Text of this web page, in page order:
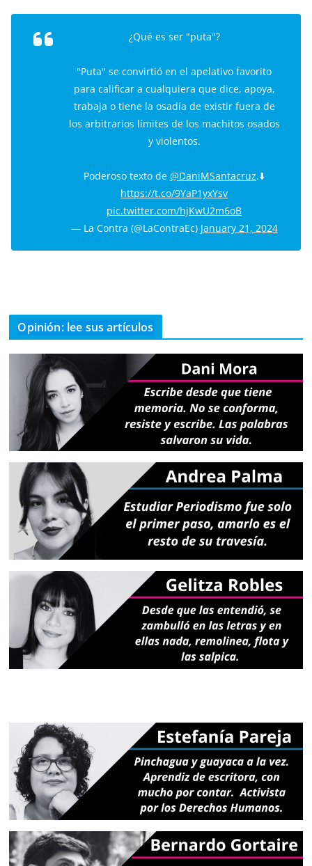
¿Qué es ser "puta"?
"Puta" se convirtió en el apelativo favorito
para calificar a cualquiera que dice, apoya,
trabaja o tiene la osadía de existir fuera de
los arbitrarios límites de los machitos osados
y violentos.
Poderoso texto de @DaniMSantacruz.⬇️
https://t.co/9YaP1yxYsv
pic.twitter.com/hjKwU2m6oB
— La Contra (@LaContraEc) January 21, 2024
Opinión: lee sus artículos